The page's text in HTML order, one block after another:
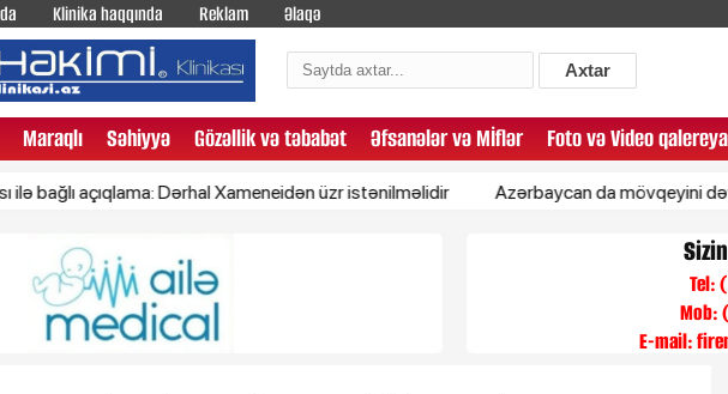
Klinika haqqında Reklam Əlaqə
Axtar
Maraqlı Səhiyyə Gözəllik və təbabət Əfsanələr və Mİflər Foto və Video qalereya
açıqlama: Dərhal Xameneidən üzr istənilməlidir Azərbaycan da mövqeyini dəyişəcək
Tel:
Mob:
E-mail: